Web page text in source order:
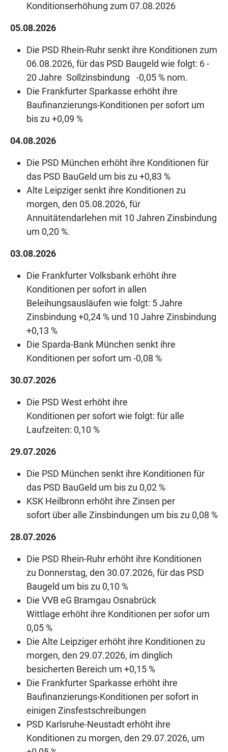
Konditionserhöhung zum 07.08.2026
05.08.2026
Die PSD Rhein-Ruhr senkt ihre Konditionen zum
06.08.2026, für das PSD Baugeld wie folgt: 6 -
20 Jahre Sollzinsbindung -0,05 % nom.
Die Frankfurter Sparkasse erhöht ihre
Baufinanzierungs-Konditionen per sofort um
bis zu +0,09 %
04.08.2026
Die PSD München erhöht ihre Konditionen für
das PSD BauGeld um bis zu +0,83 %
Alte Leipziger senkt ihre Konditionen zu
morgen, den 05.08.2026, für
Annuitätendarlehen mit 10 Jahren Zinsbindung
um 0,20 %.
03.08.2026
Die Frankfurter Volksbank erhöht ihre
Konditionen per sofort in allen
Beleihungsausläufen wie folgt: 5 Jahre
Zinsbindung +0,24 % und 10 Jahre Zinsbindung
+0,13 %
Die Sparda-Bank München senkt ihre
Konditionen per sofort um -0,08 %
30.07.2026
Die PSD West erhöht ihre
Konditionen per sofort wie folgt: für alle
Laufzeiten: 0,10 %
29.07.2026
Die PSD München senkt ihre Konditionen für
das PSD BauGeld um bis zu 0,02 %
KSK Heilbronn erhöht ihre Zinsen per
sofort über alle Zinsbindungen um bis zu 0,08 %
28.07.2026
Die PSD Rhein-Ruhr erhöht ihre Konditionen
zu Donnerstag, den 30.07.2026, für das PSD
Baugeld um bis zu 0,10 %
Die VVB eG Bramgau Osnabrück
Wittlage erhöht ihre Konditionen per sofor um
0,05 %
Die Alte Leipziger erhöht ihre Konditionen zu
morgen, den 29.07.2026, im dinglich
besicherten Bereich um +0,15 %
Die Frankfurter Sparkasse erhöht ihre
Baufinanzierungs-Konditionen per sofort in
einigen Zinsfestschreibungen
PSD Karlsruhe-Neustadt erhöht ihre
Konditionen zu morgen, den 29.07.2026, um